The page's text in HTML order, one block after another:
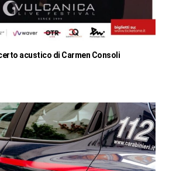
acustico di Carmen Consoli